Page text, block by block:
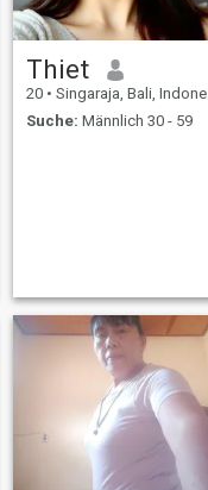
Thiet
20 • Singaraja, Bali, Indonesien
Suche: Männlich 30 - 59